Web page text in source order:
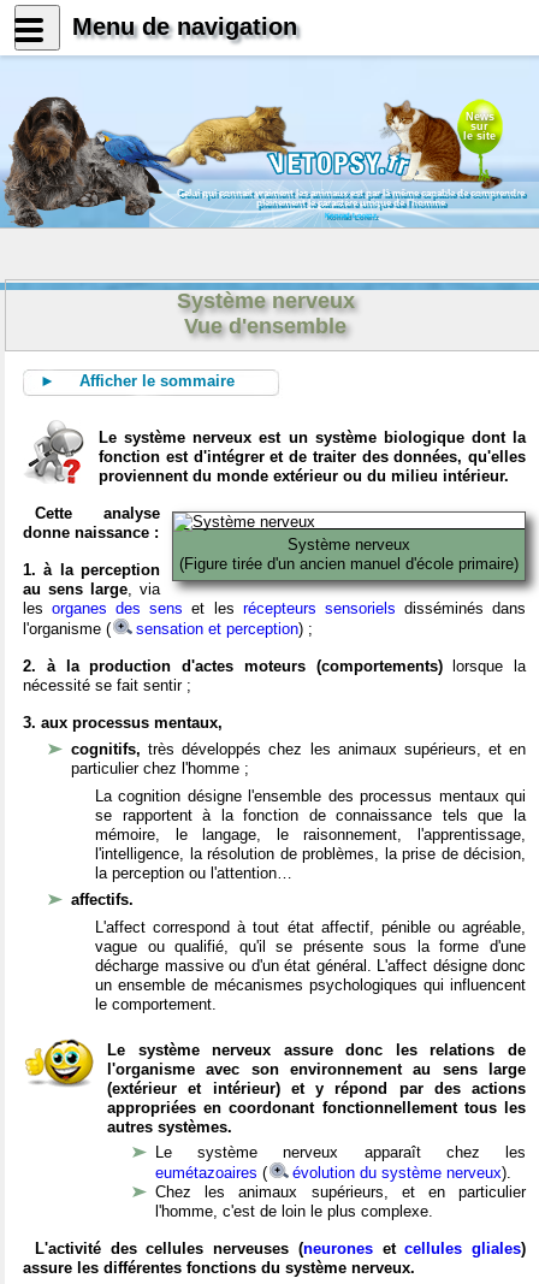
News
sur
le site
Celui qui connait vraiment les animaux est par là même capable de comprendre
pleinement le caractère unique de l'homme
Konrad Lorenz
Système nerveux
Vue d'ensemble
► Afficher le sommaire
Le système nerveux est un système biologique dont la
fonction est d'intégrer et de traiter des données, qu'elles
proviennent du monde extérieur ou du milieu intérieur.
Système nerveux
(Figure tirée d'un ancien manuel d'école primaire)
Cette analyse
donne naissance :
1. à la perception
au sens large, via
lesorganes des sens et les récepteurs sensoriels disséminés dans
l'organisme (
sensation et perception) ;
2. à la production d'actes moteurs (comportements)lorsque la
nécessité se fait sentir ;
3. aux processus mentaux,
cognitifs,très développés chez les animaux supérieurs, et en
particulier chez l'homme ;
La cognition désigne l'ensemble des processus mentaux qui
se rapportent à la fonction de connaissance tels que la
mémoire, le langage, le raisonnement, l'apprentissage,
l'intelligence, la résolution de problèmes, la prise de décision,
la perception ou l'attention…
affectifs.
L'affect correspond à tout état affectif, pénible ou agréable,
vague ou qualifié, qu'il se présente sous la forme d'une
décharge massive ou d'un état général. L'affect désigne donc
un ensemble de mécanismes psychologiques qui influencent
le comportement.
Le système nerveux assure donc les relations de
l'organisme avec son environnement au sens large
(extérieur et intérieur) et y répond par des actions
appropriées en coordonant fonctionnellement tous les
autres systèmes.
Le système nerveux apparaît chez les
eumétazoaires ( évolution du système nerveux).
Chez les animaux supérieurs, et en particulier
l'homme, c'est de loin le plus complexe.
L'activité des cellules nerveuses (neuronesetcellules gliales)
assure les différentes fonctions du système nerveux.
Menu de navigation